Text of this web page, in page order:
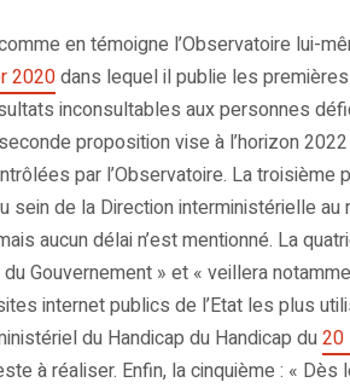
en témoigne l’Observatoire lui-
2020dans lequel il publie les
inconsultables aux personnes
proposition vise à l’horizon
par l’Observatoire. La troisième
sein de la Direction interministérielle au
aucun délai n’est mentionné. La
Gouvernement » et « veillera
internet publics de l’Etat les plus
du Handicap du Handicap du20
à réaliser. Enfin, la cinquième : «